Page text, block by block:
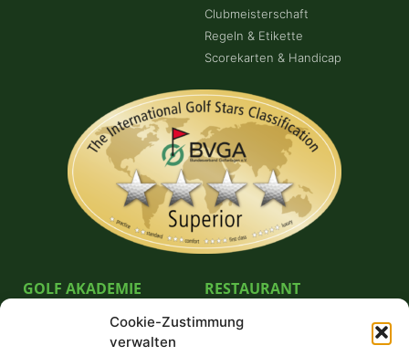
Cookie-Zustimmung
verwalten
Clubmeisterschaft
Regeln & Etikette
Scorekarten & Handicap
GOLF AKADEMIE
Pro German Göpel
Unterricht & Preise
RESTAURANT
Bella Vista Restaurante GmbH